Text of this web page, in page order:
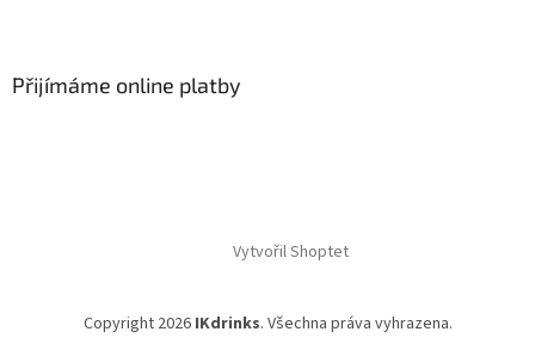
Přijímáme online platby
Vytvořil Shoptet
Copyright 2026 IKdrinks. Všechna práva vyhrazena.